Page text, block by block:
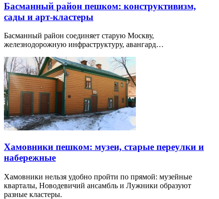
Басманный район пешком: конструктивизм,
сады и арт-кластеры
Басманный район соединяет старую Москву,
железнодорожную инфраструктуру, авангард…
Хамовники пешком: музеи, старые переулки и
набережные
Хамовники нельзя удобно пройти по прямой: музейные
кварталы, Новодевичий ансамбль и Лужники образуют
разные кластеры.